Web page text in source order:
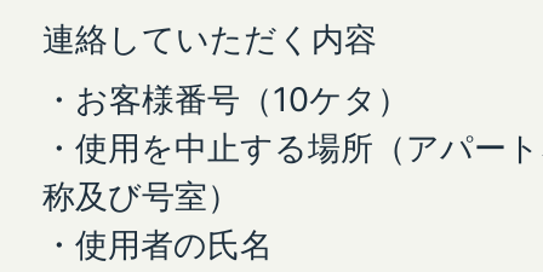
連絡していただく内容
・お客様番号（10ケタ）
・使用を中止する場所（アパー
称及び号室）
・使用者の氏名